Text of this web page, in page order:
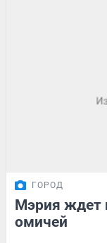
ГОРОД
Мэрия ждет
омичей